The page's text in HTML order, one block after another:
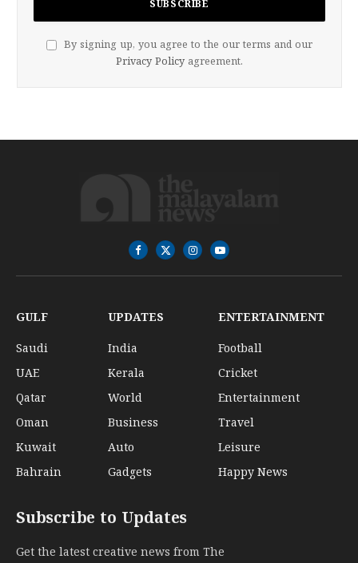
By signing up, you agree to the our terms and our
Privacy Policy agreement.
Facebook
X
(Twitter)
InstagramYouTube
GULF
Saudi
UAE
Qatar
Oman
Kuwait
Bahrain
UPDATES
India
Kerala
World
Business
Auto
Gadgets
ENTERTAINMENT
Football
Cricket
Entertainment
Travel
Leisure
Happy News
Subscribe to Updates
Get the latest creative news from The